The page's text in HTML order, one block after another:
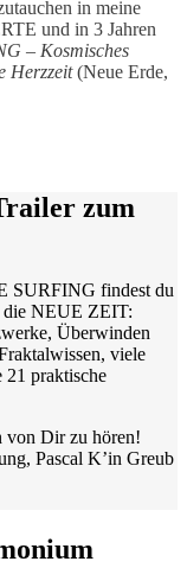
in meine
und in 3 Jahren
– Kosmisches
Herzzeit(Neue Erde,
zum
SURFING findest du
die NEUE ZEIT:
Überwinden
viele
21 praktische
von Dir zu hören!
Pascal K’in Greub